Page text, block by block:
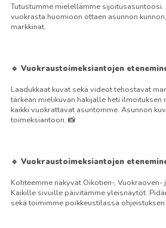
Tutustumme mielellämme sijoitusasuntoosi.
vuokrasta huomioon ottaen asunnon
markkinat.
🔹 Vuokraustoimeksiantojen
Laadukkaat kuvat sekä videot tehostavat
tärkeän mielikuvan hakijalle heti ilmoituksen
kaikki vuokrattavat asuntomme. Asunnon
toimeksiantoon. 📸
🔹 Vuokraustoimeksiantojen
Kohteemme näkyvät Oikotien-, Vuokraoven-
Kaikille sivuille päivitämme yleisnäytöt.
sekä toimimme poikkeustilassa